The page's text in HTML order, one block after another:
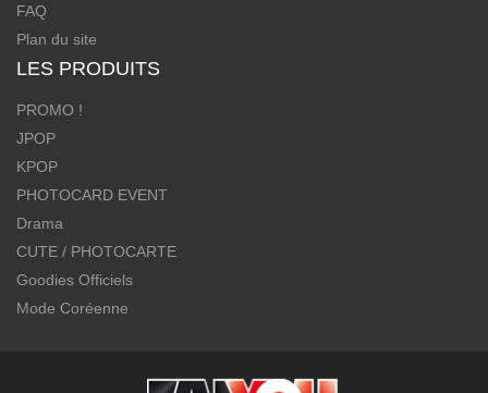
FAQ
Plan du site
LES PRODUITS
PROMO !
JPOP
KPOP
PHOTOCARD EVENT
Drama
CUTE / PHOTOCARTE
Goodies Officiels
Mode Coréenne